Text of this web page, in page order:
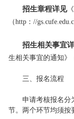
招生章程详见
（http：//
招生相关事宜
生相关事宜的通知》
三、报名流程
申请考核报名分
节。两个环节均须按